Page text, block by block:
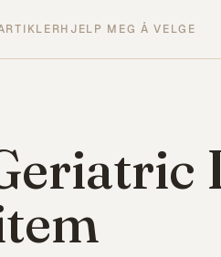
HJELP MEG Å VELGE